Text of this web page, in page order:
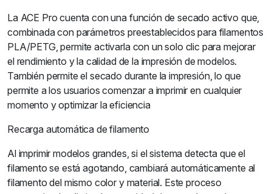
La ACE Pro cuenta con una función de secado activo que,
combinada con parámetros preestablecidos para filamentos
PLA/PETG, permite activarla con un solo clic para mejorar
el rendimiento y la calidad de la impresión de modelos.
También permite el secado durante la impresión, lo que
permite a los usuarios comenzar a imprimir en cualquier
momento y optimizar la eficiencia
Recarga automática de filamento
Al imprimir modelos grandes, si el sistema detecta que el
filamento se está agotando, cambiará automáticamente al
filamento del mismo color y material. Este proceso